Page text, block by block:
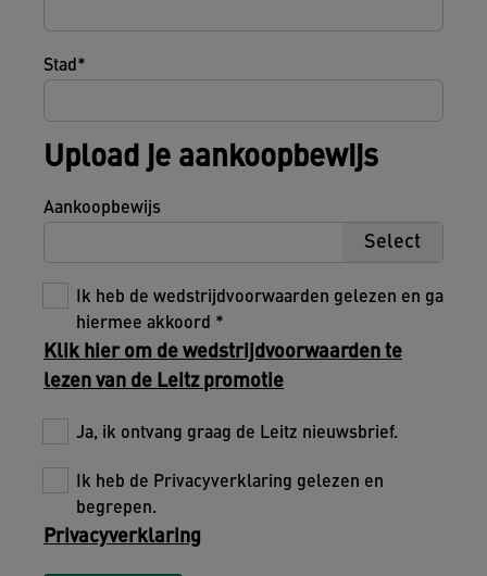
Stad
Upload je aankoopbewijs
Aankoopbewijs
Select
Ik heb de wedstrijdvoorwaarden gelezen en ga
hiermee akkoord
Klik hier om de wedstrijdvoorwaarden te
lezen van de Leitz promotie
Ja, ik ontvang graag de Leitz nieuwsbrief.
Ik heb de Privacyverklaring gelezen en
begrepen.
Privacyverklaring